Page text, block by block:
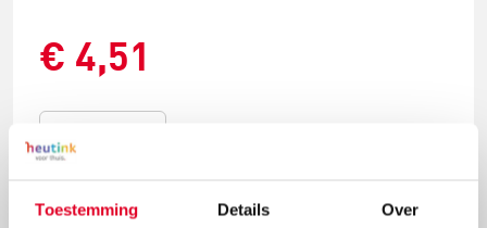
Toestemming Details Over
€ 4,51
Bestel nu